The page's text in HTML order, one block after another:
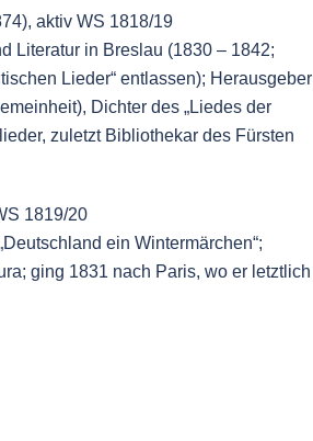
aktiv WS 1818/19
Literatur in Breslau (1830 – 1842;
Lieder“ entlassen); Herausgeber
Dichter des „Liedes der
zuletzt Bibliothekar des Fürsten
1819/20
ein Wintermärchen“;
ging 1831 nach Paris, wo er letztlich